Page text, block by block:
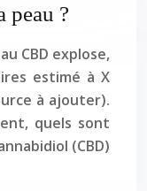
peau ?
CBD explose,
estimé à X
à ajouter).
quels sont
(CBD)